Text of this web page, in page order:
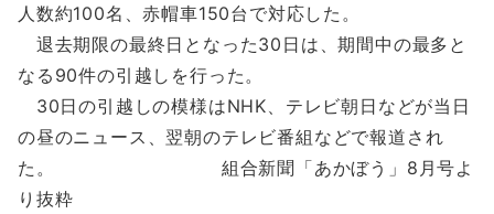
人数約100名、赤帽車150台で対応した。
退去期限の最終日となった30日は、期間中の最多と
なる90件の引越しを行った。
30日の引越しの模様はNHK、テレビ朝日などが当日
の昼のニュース、翌朝のテレビ番組などで報道され
た。 組合新聞「あかぼう」8月号よ
り抜粋